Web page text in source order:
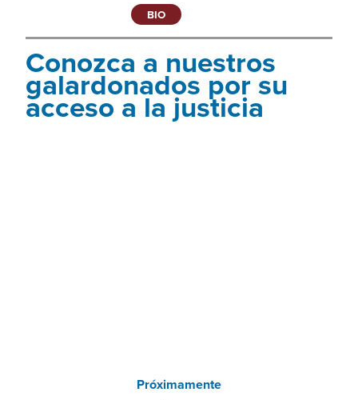
BIO
Conozca a nuestros
galardonados por su
acceso a la justicia
Próximamente